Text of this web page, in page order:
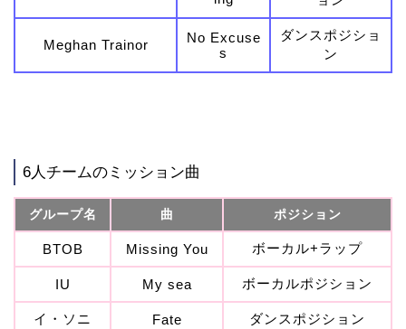
Meghan Trainor
No Excuse
s
ダンスポジショ
ン
6人チームのミッション曲
グループ名 曲 ポジション
BTOB Missing You ボーカル+ラップ
IU My sea ボーカルポジション
イ・ソニ Fate ダンスポジション